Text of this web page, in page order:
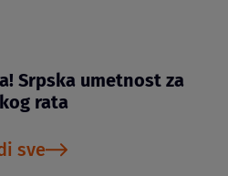
Srpska umetnost za
rata
sve